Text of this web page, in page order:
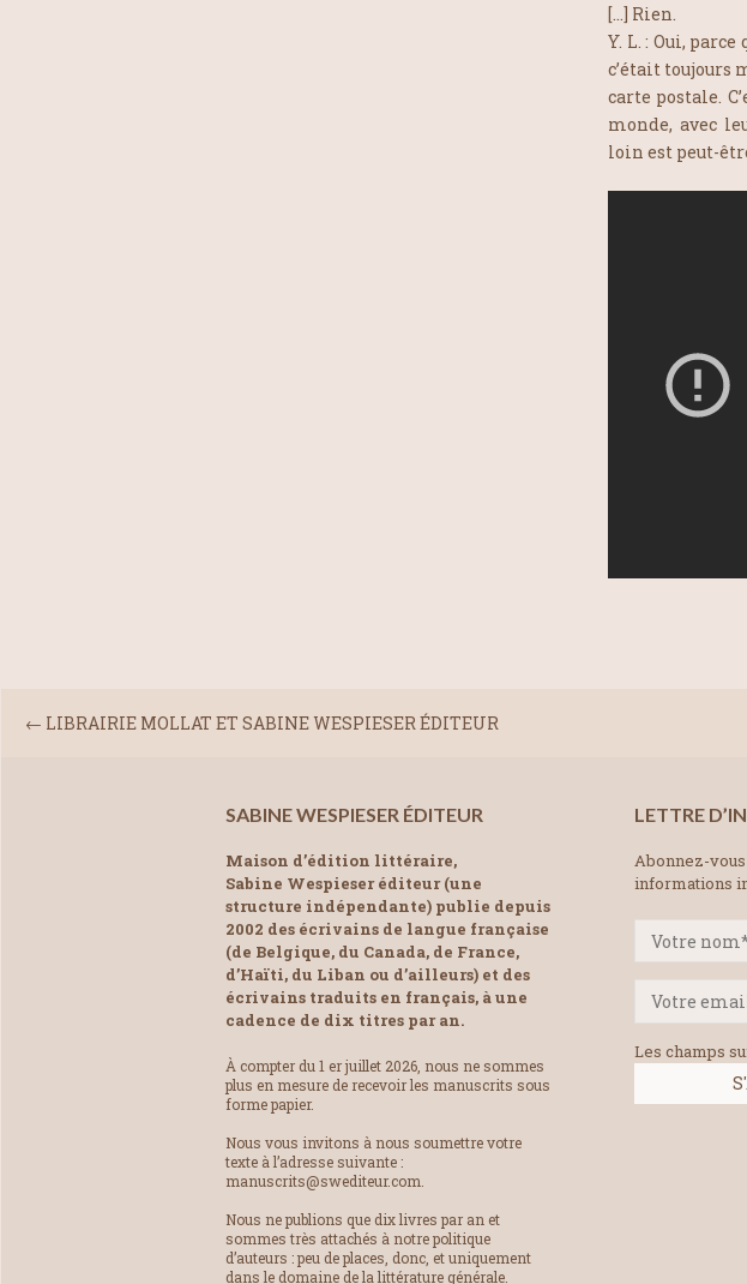
[…] Rien.
Y. L. : Oui,
c’était toujours
carte postale.
monde, avec
loin est peut-
← LIBRAIRIE MOLLAT ET SABINE WESPIESER ÉDITEUR
SABINE WESPIESER ÉDITEUR
Maison d’édition littéraire,
Sabine Wespieser éditeur (une
structure indépendante) publie depuis
2002 des écrivains de langue française
(de Belgique, du Canada, de France,
d’Haïti, du Liban ou d’ailleurs) et des
écrivains traduits en français, à une
cadence de dix titres par an.
À compter du 1 er juillet 2026, nous ne sommes
plus en mesure de recevoir les manuscrits sous
forme papier.
Nous vous invitons à nous soumettre votre
texte à l’adresse suivante :
manuscrits@swediteur.com.
Nous ne publions que dix livres par an et
sommes très attachés à notre politique
d’auteurs : peu de places, donc, et uniquement
dans le domaine de la littérature générale.
LETTRE
Abonnez-
informations
Les champs